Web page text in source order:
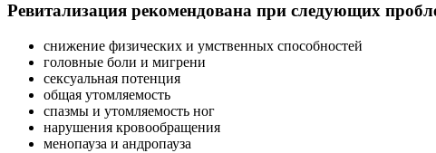
Ревитализация рекомендована при следующих
снижение физических и умственных способностей
головные боли и мигрени
сексуальная потенция
общая утомляемость
спазмы и утомляемость ног
нарушения кровообращения
менопауза и андропауза